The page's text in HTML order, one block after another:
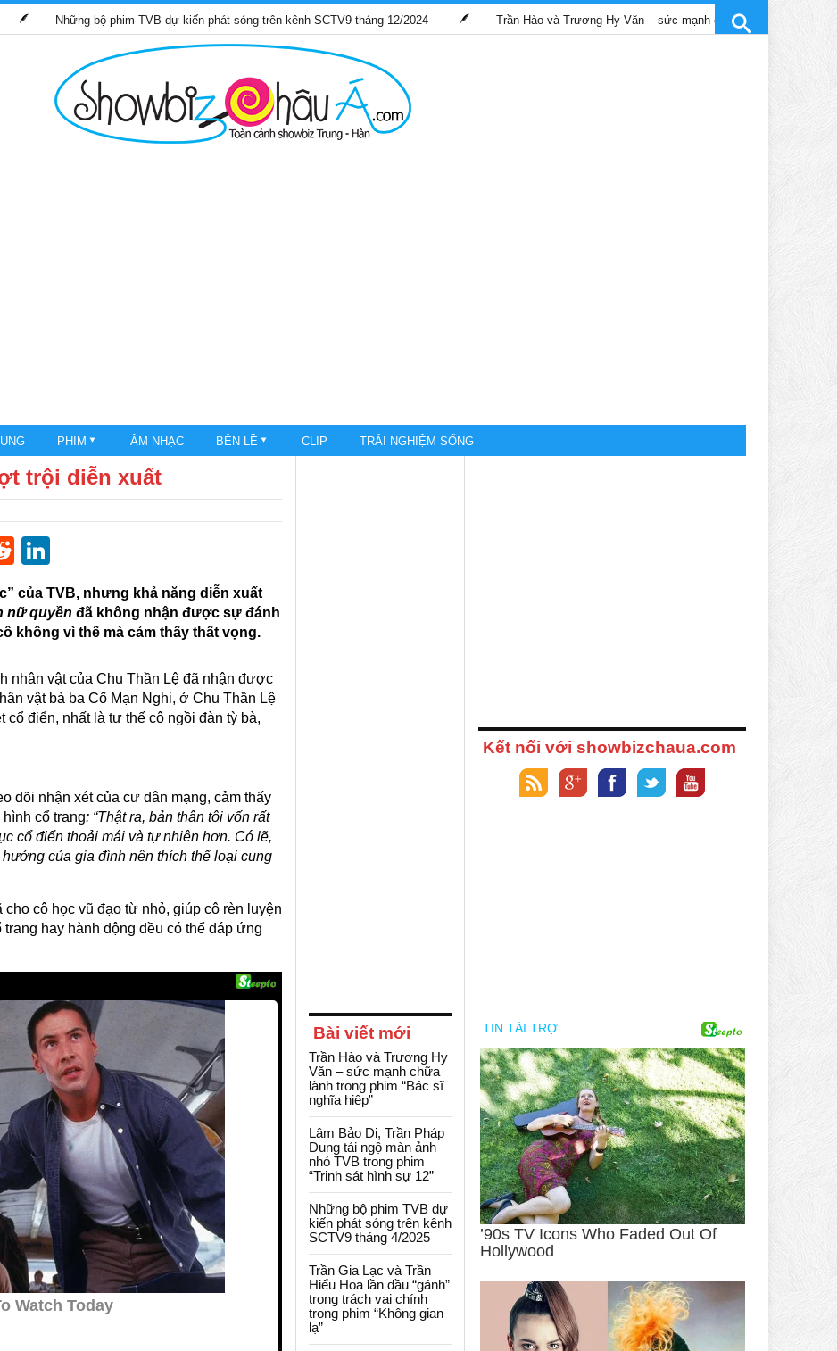
bộ phim TVB dự kiến phát sóng trên kênh SCTV9 tháng 12/2024 Trần Hào và Trương Hy Văn – sức mạnh chữa lành trong phim “Bác sĩ nghĩa
PHIM ÂM NHẠC BÊN LỀ CLIP TRẢI NGHIỆM SỐNG
trội diễn xuất
Reddit
của TVB, nhưng khả năng diễn xuất
nữ quyền đã không nhận được sự đánh
không vì thế mà cảm thấy thất vọng.
nhân vật của Chu Thần Lệ đã nhận được
vật bà ba Cố Mạn Nghi, ở Chu Thần Lệ
cổ điển, nhất là tư thế cô ngồi đàn tỳ bà,
dõi nhận xét của cư dân mạng, cảm thấy
cổ trang: “Thật ra, bản thân tôi vốn rất
cổ điển thoải mái và tự nhiên hơn. Có lẽ,
của gia đình nên thích thể loại cung
cô học vũ đạo từ nhỏ, giúp cô rèn luyện
hay hành động đều có thể đáp ứng
Bài viết mới
Trần Hào và Trương Hy
Văn – sức mạnh chữa
lành trong phim “Bác sĩ
nghĩa hiệp”
Lâm Bảo Di, Trần Pháp
Dung tái ngộ màn ảnh
nhỏ TVB trong phim
“Trinh sát hình sự 12”
Những bộ phim TVB dự
kiến phát sóng trên kênh
SCTV9 tháng 4/2025
Trần Gia Lạc và Trần
Hiểu Hoa lần đầu “gánh”
trọng trách vai chính
trong phim “Không gian
lạ”
Kết nối với showbizchaua.com